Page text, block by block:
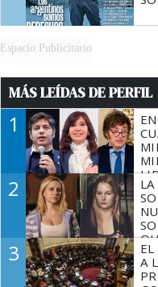
Espacio Publicitario
MÁS LEÍDAS DE PERFIL
1
2
3
A